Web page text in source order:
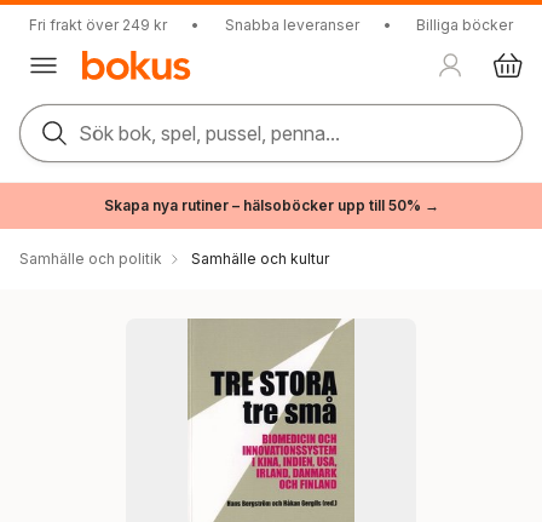
Fri frakt över 249 kr • Snabba leveranser • Billiga böcker
Sök bok, spel, pussel, penna...
Skapa nya rutiner – hälsoböcker upp till 50% →
Samhälle och politik Samhälle och kultur